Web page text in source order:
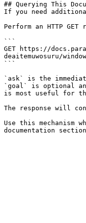
## Querying This
If you need
Perform an HTTP
```
GET https://
deaitemuwosuru/
```
`ask` is the
`goal` is optional
is most useful for
The response will
Use this